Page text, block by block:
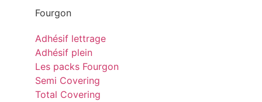
Fourgon
Adhésif lettrage
Adhésif plein
Les packs Fourgon
Semi Covering
Total Covering